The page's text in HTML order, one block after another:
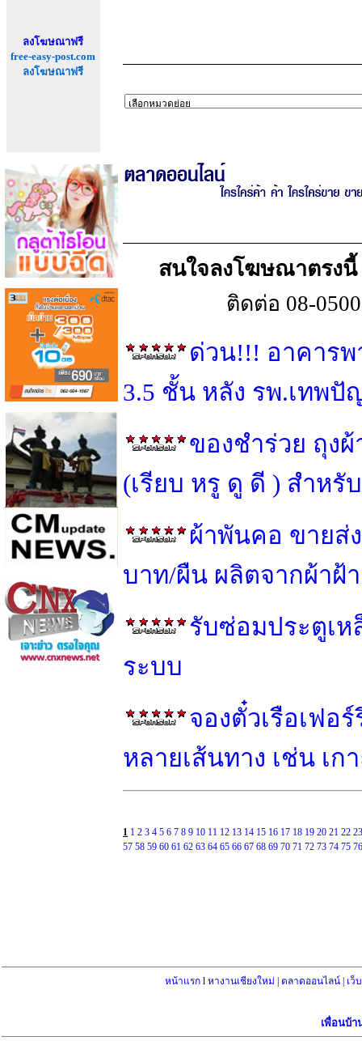
ลงโฆษณาฟรี
free-easy-post.com
ลงโฆษณาฟรี
สนใจลงโฆษณาตรงนี้
ติดต่อ 08-
ด่วน!!! อาคาร
3.5 ชั้น หลัง รพ.เทพ
ของชำร่วย ถุง
(เรียบ หรู ดู ดี ) สำหรั
ผ้าพันคอ ขายส่
บาท/ผืน ผลิตจากผ้าฝ้
รับซ่อมประตูเห
ระบบ
จองตั๋วเรือเฟอ
หลายเส้นทาง เช่น เก
1 1 2 3 4 5 6 7 8 9 10 11 12 13 14 15 16 17 18 19 20 21 22 23
57 58 59 60 61 62 63 64 65 66 67 68 69 70 71 72 73 74 75 76
หน้าแรก lหางานเชียงใหม่ |ตลาดออนไลน์ | เว็
เพื่อนบ้า